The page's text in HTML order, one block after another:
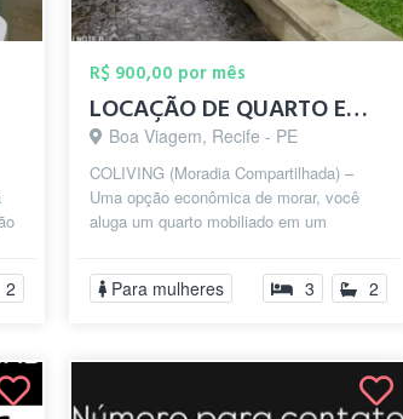
2
R$ 900,00 por mês
LOCAÇÃO DE QUARTO EM BOA VIAGEM
Boa Viagem, Recife - PE
COLIVING (Moradia Compartilhada) –
Uma opção econômica de morar, você
aluga um quarto mobiliado em um
estrutura e p...
Para mulheres 3 2